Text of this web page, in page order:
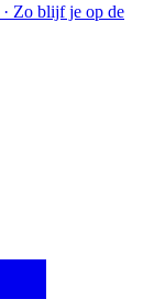
· Zo blijf je op de